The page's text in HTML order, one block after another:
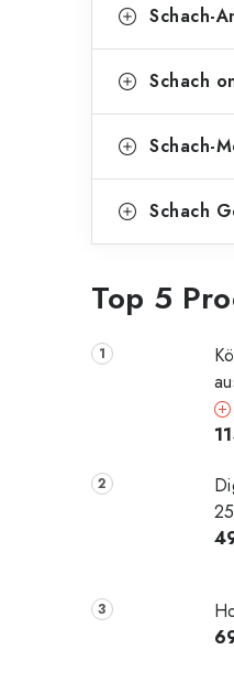
Schach-
Schach
Schach-
Schach
Top 5